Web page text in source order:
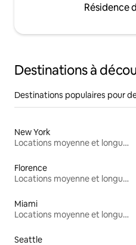
Résidence
Destinations à
Destinations populaires pour
New York
Locations moyenne et longue durée
Florence
Locations moyenne et longue durée
Miami
Locations moyenne et longue durée
Seattle